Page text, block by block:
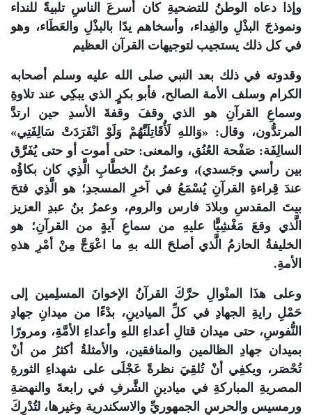
وإذا دعاه الوطنُ للتضحيةِ كان أسرعَ الناسِ تلبيةً للنداء
ونموذجَ البذْلِ والفِداء، وأسخاهم يدًا بالبذْلِ والعَطَاء، وهو
في كل ذلك يستجيب لتوجيهات القرآن العظيم
وقدوته في ذلك بعد النبي صلى الله عليه وسلم أصحابه
الكرام وسلف الأمة الصالح، فأبو بكرٍ الذي يبكِي عند تلاوةِ
وسماعِ القرآنِ هو الذي وقفَ وقفةَ الأسدِ حين ارتدَّ
المرتدُّون، وقال: «وَاللهِ لَأُقَاتِلَنَّهُمْ وَلَوْ انْفَرَدَتْ سَالِفَتِي»
السالِفَة: صَفْحة العُنُق، والمعنى: حتى أموت أو حتى يُفَرَّق
بين رأسي وجَسدي)، وعمرُ بنُ الخطَّابِ الَّذِي كان بكاؤُه
عندَ قِراءةِ القرآنِ يُسْمَعُ في آخرِ المسجدِ؛ هو الَّذِي فتحَ
بيتَ المقدسِ وبلادَ فارس والروم، وعمرُ بنُ عبدِ العزيز
الَّذي وقعَ مَغْشِيًّا عليهِ من سماعِ آيةٍ من القرآنِ؛ هو
الخليفةُ الحازمُ الَّذي أصلحَ الله بهِ ما اعْوَجَّ مِنْ أمْرِ هذهِ
الأمةِ.
وعلى هذَا المنْوالِ حرَّكَ القرآنُ الإخوانَ المسلِمين إلى
حَمْلِ رايةِ الجهادِ في كلِّ الميادينِ، بدْءًا من ميدانِ جهادِ
النُّفوسِ، حتى ميدان قتالِ أعداءِ اللهِ وأعداءِ الأمَّةِ، ومرورًا
بميدان جهادِ الظالمين والمنافقين، والأمثلةُ أكثرُ من أنْ
تُحْصَر، ويكفِي أنْ تُلقِيَ نظرةً عَجْلَى على شهداءِ الثورةِ
المصريةِ المباركةِ في ميادينِ الشَّرفِ في رابعةَ والنهضةِ
ورمسيس والحرسِ الجمهوريِّ والاسكندرية وغيرها، لتُدْرِكَ